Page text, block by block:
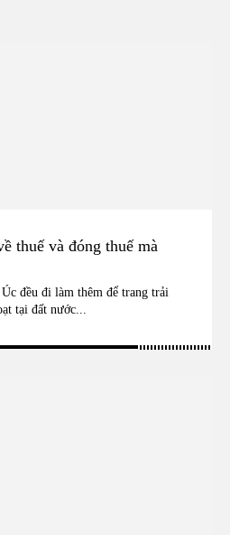
thuế và đóng thuế mà
đều đi làm thêm để trang trải
tại đất nước...